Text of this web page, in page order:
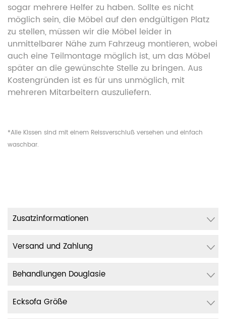
sogar mehrere Helfer zu haben. Sollte es nicht
möglich sein, die Möbel auf den endgültigen Platz
zu stellen, müssen wir die Möbel leider in
unmittelbarer Nähe zum Fahrzeug montieren, wobei
auch eine Teilmontage möglich ist, um das Möbel
später an die gewünschte Stelle zu bringen. Aus
Kostengründen ist es für uns unmöglich, mit
mehreren Mitarbeitern auszuliefern.
*Alle Kissen sind mit einem Reissverschluß versehen und einfach
waschbar.
Zusatzinformationen
Versand und Zahlung
Behandlungen Douglasie
Ecksofa Größe